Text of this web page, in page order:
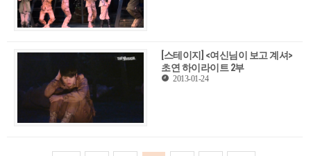
[스테이지] <여신님이 보고 계셔>
초연 하이라이트 2부
2013-01-24